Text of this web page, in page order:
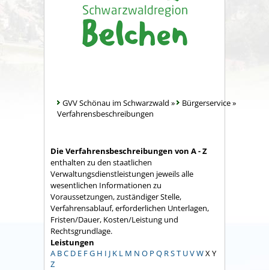
GVV Schönau im Schwarzwald » Bürgerservice»
Verfahrensbeschreibungen
Die Verfahrensbeschreibungen von A - Z
enthalten zu den staatlichen
Verwaltungsdienstleistungen jeweils alle
wesentlichen Informationen zu
Voraussetzungen, zuständiger Stelle,
Verfahrensablauf, erforderlichen Unterlagen,
Fristen/Dauer, Kosten/Leistung und
Rechtsgrundlage.
Leistungen
A BC D E FG H I J K L M N O P Q RST UVWX Y
Z